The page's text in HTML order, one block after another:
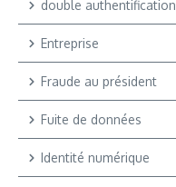
double authentification
Entreprise
Fraude au président
Fuite de données
Identité numérique